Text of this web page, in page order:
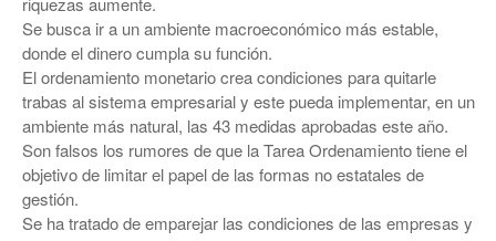
Se busca ir a un ambiente macroeconómico más estable,
donde el dinero cumpla su función.
El ordenamiento monetario crea condiciones para quitarle
trabas al sistema empresarial y este pueda implementar, en un
ambiente más natural, las 43 medidas aprobadas este año.
Son falsos los rumores de que la Tarea Ordenamiento tiene el
objetivo de limitar el papel de las formas no estatales de
gestión.
Se ha tratado de emparejar las condiciones de las empresas y